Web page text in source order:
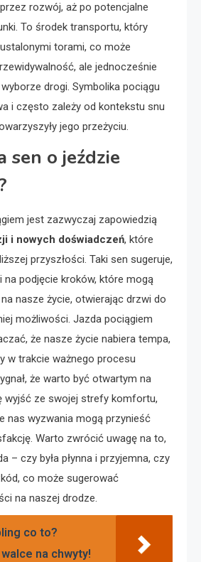
rozwój, aż po potencjalne
To środek transportu, który
torami, co może
ale jednocześnie
drogi. Symbolika pociągu
i często zależy od kontekstu snu
jego przeżyciu.
sen o jeździe
jest zazwyczaj zapowiedzią
i nowych doświadczeń, które
przyszłości. Taki sen sugeruje,
podjęcie kroków, które mogą
nasze życie, otwierając drzwi do
możliwości. Jazda pociągiem
że nasze życie nabiera tempa,
w trakcie ważnego procesu
że warto być otwartym na
wyjść ze swojej strefy komfortu,
nas wyzwania mogą przynieść
Warto zwrócić uwagę na to,
– czy była płynna i przyjemna, czy
co może sugerować
na naszej drodze.
co to?
na chwyty!